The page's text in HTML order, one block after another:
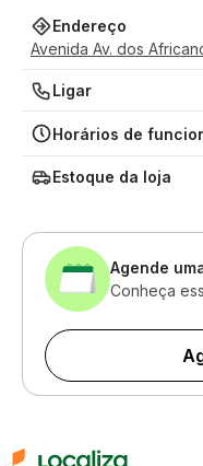
Endereço
Avenida Av. dos
Ligar
Horários de
Estoque da loja
Agende
Conheça